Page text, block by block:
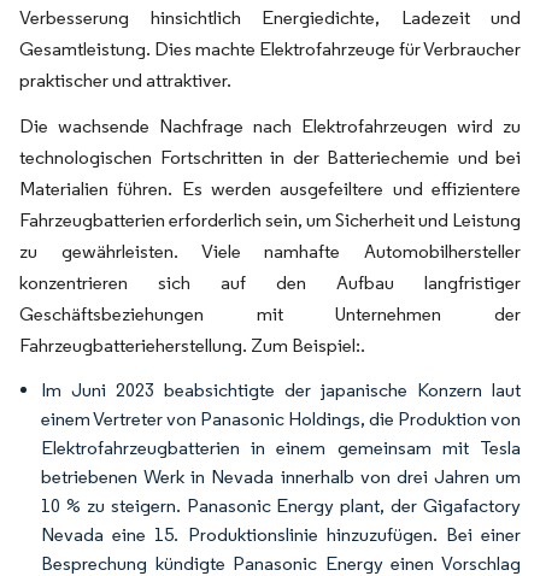
Verbesserung hinsichtlich Energiedichte, Ladezeit und
Gesamtleistung. Dies machte Elektrofahrzeuge für Verbraucher
praktischer und attraktiver.
Die wachsende Nachfrage nach Elektrofahrzeugen wird zu
technologischen Fortschritten in der Batteriechemie und bei
Materialien führen. Es werden ausgefeiltere und effizientere
Fahrzeugbatterien erforderlich sein, um Sicherheit und Leistung
zu gewährleisten. Viele namhafte Automobilhersteller
konzentrieren sich auf den Aufbau langfristiger
Geschäftsbeziehungen mit Unternehmen der
Fahrzeugbatterieherstellung. Zum Beispiel:.
Im Juni 2023 beabsichtigte der japanische Konzern laut
einem Vertreter von Panasonic Holdings, die Produktion von
Elektrofahrzeugbatterien in einem gemeinsam mit Tesla
betriebenen Werk in Nevada innerhalb von drei Jahren um
10 % zu steigern. Panasonic Energy plant, der Gigafactory
Nevada eine 15. Produktionslinie hinzuzufügen. Bei einer
Besprechung kündigte Panasonic Energy einen Vorschlag